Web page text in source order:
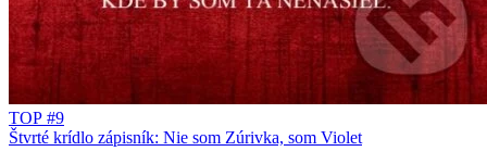
TOP #9
Štvrté krídlo zápisník: Nie som Zúrivka, som Violet